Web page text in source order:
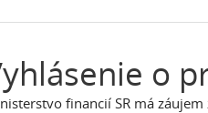
o
financií SR má